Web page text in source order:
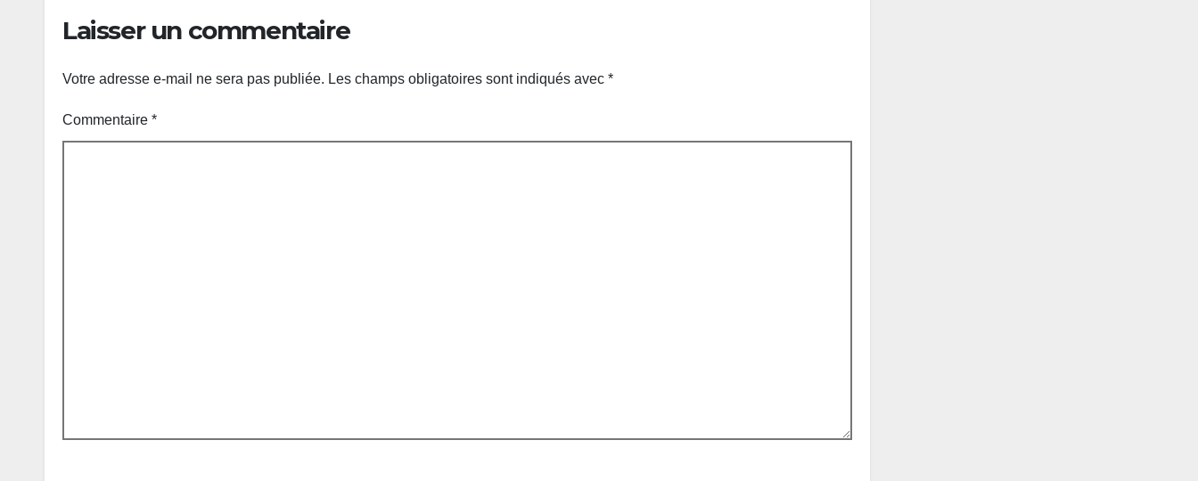
Laisser un commentaire
Votre adresse e-mail ne sera pas publiée. Les champs obligatoires sont indiqués avec *
Commentaire *